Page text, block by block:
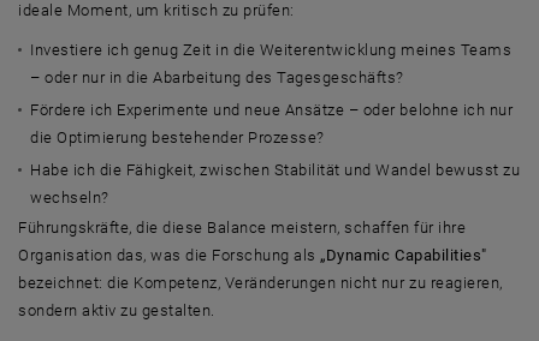
ideale Moment, um kritisch zu prüfen:
Investiere ich genug Zeit in die Weiterentwicklung meines Teams
– oder nur in die Abarbeitung des Tagesgeschäfts?
Fördere ich Experimente und neue Ansätze – oder belohne ich nur
die Optimierung bestehender Prozesse?
Habe ich die Fähigkeit, zwischen Stabilität und Wandel bewusst zu
wechseln?
Führungskräfte, die diese Balance meistern, schaffen für ihre
Organisation das, was die Forschung als „Dynamic Capabilities"
bezeichnet: die Kompetenz, Veränderungen nicht nur zu reagieren,
sondern aktiv zu gestalten.